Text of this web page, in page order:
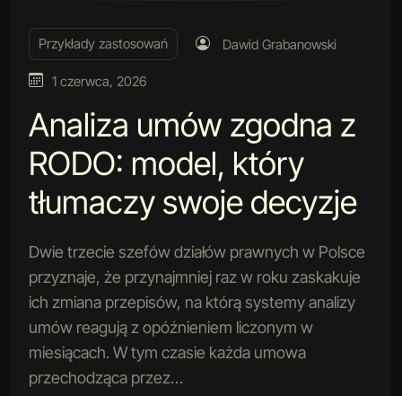
Przykłady zastosowań Dawid Grabanowski
1 czerwca, 2026
Analiza umów zgodna z
RODO: model, który
tłumaczy swoje decyzje
Dwie trzecie szefów działów prawnych w Polsce
przyznaje, że przynajmniej raz w roku zaskakuje
ich zmiana przepisów, na którą systemy analizy
umów reagują z opóźnieniem liczonym w
miesiącach. W tym czasie każda umowa
przechodząca przez…